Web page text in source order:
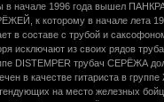
в начале 1996 года вышел
к которому в начале лета
в составе с трубой и
исключают из своих рядов
DISTEMPER трубач СЕРЁЖА
в качестве гитариста в
на место железных